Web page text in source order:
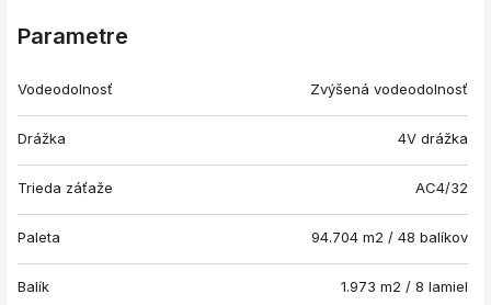
Parametre
Vodeodolnosť Zvýšená vodeodolnosť
Drážka 4V drážka
Trieda záťaže AC4/32
Paleta 94.704 m2 / 48 balíkov
Balík 1.973 m2 / 8 lamiel